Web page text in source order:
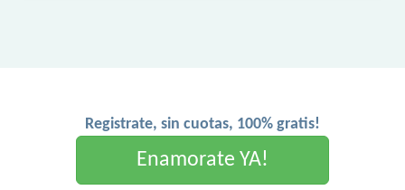
Registrate, sin cuotas, 100% gratis!
Enamorate YA!